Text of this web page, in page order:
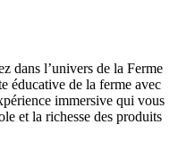
dans l’univers de la Ferme
éducative de la ferme avec
immersive qui vous
et la richesse des produits